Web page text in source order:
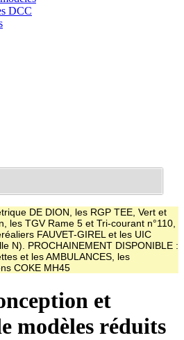
DCC
DE DION, les RGP TEE, Vert et
les TGV Rame 5 et Tri-courant n°110,
FAUVET-GIREL et les UIC
N). PROCHAINEMENT DISPONIBLE :
et les AMBULANCES, les
COKE MH45
et
modèles réduits